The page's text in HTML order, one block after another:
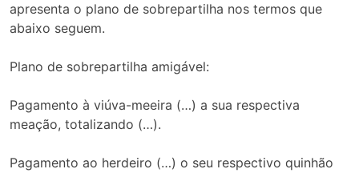
apresenta o plano de sobrepartilha nos termos que
abaixo seguem.
Plano de sobrepartilha amigável:
Pagamento à viúva-meeira (…) a sua respectiva
meação, totalizando (…).
Pagamento ao herdeiro (…) o seu respectivo quinhão